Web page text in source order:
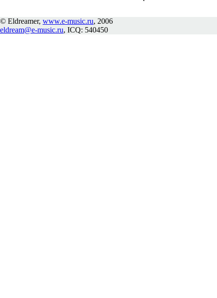
© Eldreamer, www.e-music.ru, 2006
eldream@e-music.ru, ICQ: 540450